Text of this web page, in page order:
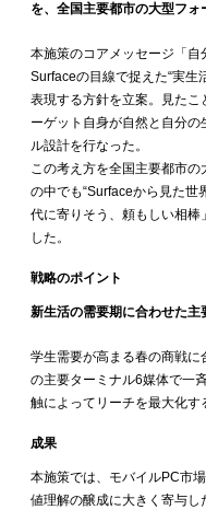
を、全国主要都市の大型フォ
本施策のコアメッセージ「自
Surfaceの目線で捉えた“実生
表現する方針を立案。見た
ーゲット自身が自然と自分
ル設計を行なった。
この考え方を全国主要都市
の中でも“Surfaceから見た世
代に寄りそう、頼もしい相
した。
戦略のポイント
新生活の需要期に合わせた
学生需要が高まる春の商戦
の主要ターミナル6媒体で一
触によってリーチを最大化す
成果
本施策では、モバイルPC市
値理解の醸成に大きく寄与し